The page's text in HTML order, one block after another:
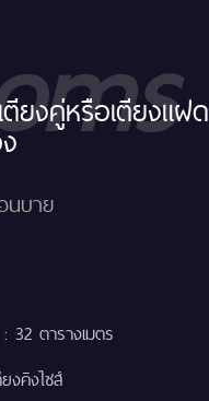
ตียงคู่หรือเตียงแฝด
นบาย
32 ตารางเมตร
งคิงไซส์